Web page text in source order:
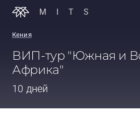
MITS
Кения
ВИП-тур "Южная и
Африка"
10 дней